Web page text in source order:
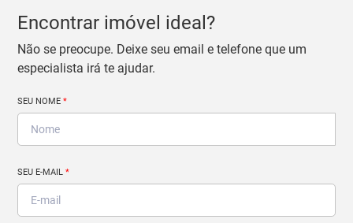
Encontrar imóvel ideal?
Não se preocupe. Deixe seu email e telefone que um
especialista irá te ajudar.
SEU NOME*
SEU E-MAIL*